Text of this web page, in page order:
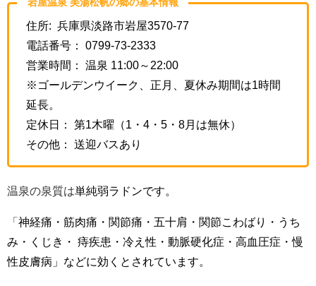
住所: 兵庫県淡路市岩屋3570-77
電話番号： 0799-73-2333
営業時間： 温泉 11:00～22:00
※ゴールデンウイーク、正月、夏休み期間は1時間
延長。
定休日： 第1木曜（1・4・5・8月は無休）
その他： 送迎バスあり
温泉の泉質は単純弱ラドンです。
「 神経痛・筋肉痛・関節痛・五十肩・関節こわばり・うち
み・くじき・ 痔疾患・冷え性・動脈硬化症・高血圧症・慢
性皮膚病」などに効くとされています。